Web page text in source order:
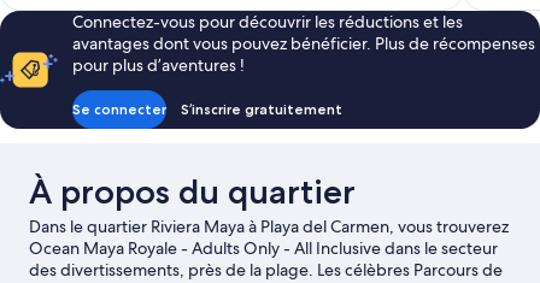
de
209 €
Connectez-vous pour découvrir les réductions et les
avantages dont vous pouvez bénéficier. Plus de récompenses
pour plus d’aventures !
Se connecter S’inscrire gratuitement
À propos du quartier
Dans le quartier Riviera Maya à Playa del Carmen, vous trouverez
Ocean Maya Royale - Adults Only - All Inclusive dans le secteur
des divertissements, près de la plage. Les célèbres Parcours de